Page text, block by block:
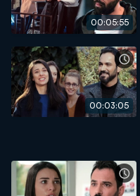
00:05:55
00:03:05